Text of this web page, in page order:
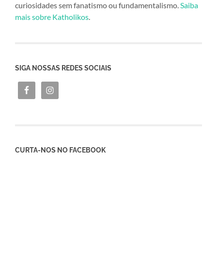
curiosidades sem fanatismo ou fundamentalismo.Saiba
mais sobre Katholikos.
SIGA NOSSAS REDES SOCIAIS
CURTA-NOS NO FACEBOOK